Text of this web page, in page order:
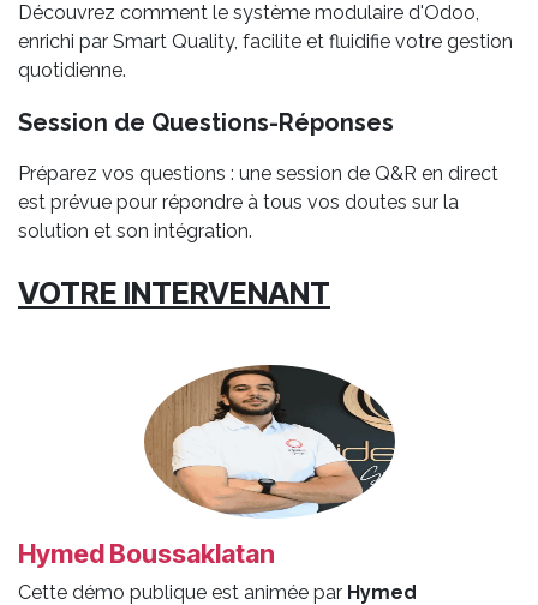
Découvrez comment le système modulaire d'Odoo,
enrichi par Smart Quality, facilite et fluidifie votre gestion
quotidienne.
Session de Questions-Réponses
Préparez vos questions : une session de Q&R en direct
est prévue pour répondre à tous vos doutes sur la
solution et son intégration.
VOTRE INTERVENANT
Hymed Boussaklatan
Cette démo publique est animée par Hymed